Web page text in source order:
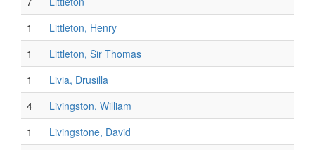
1
Littleton, Henry
1
Littleton, Sir Thomas
1
Livia, Drusilla
4
Livingston, William
1
Livingstone, David